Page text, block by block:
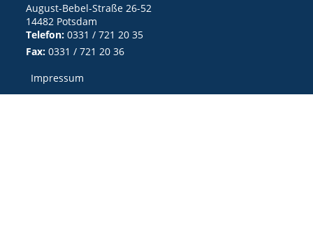
August-Bebel-Straße 26-52
14482 Potsdam
Telefon: 0331 / 721 20 35
Fax: 0331 / 721 20 36
Impressum